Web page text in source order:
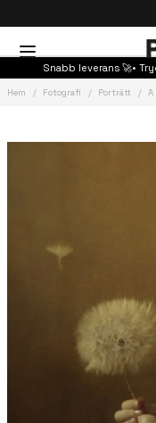
Snabb leverans 🚀•
Hem Fotografi Porträtt A